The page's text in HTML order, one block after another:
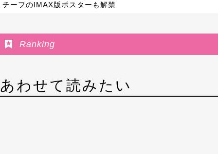
チーフのIMAX版ポスターも解禁
Ranking
あわせて読みたい